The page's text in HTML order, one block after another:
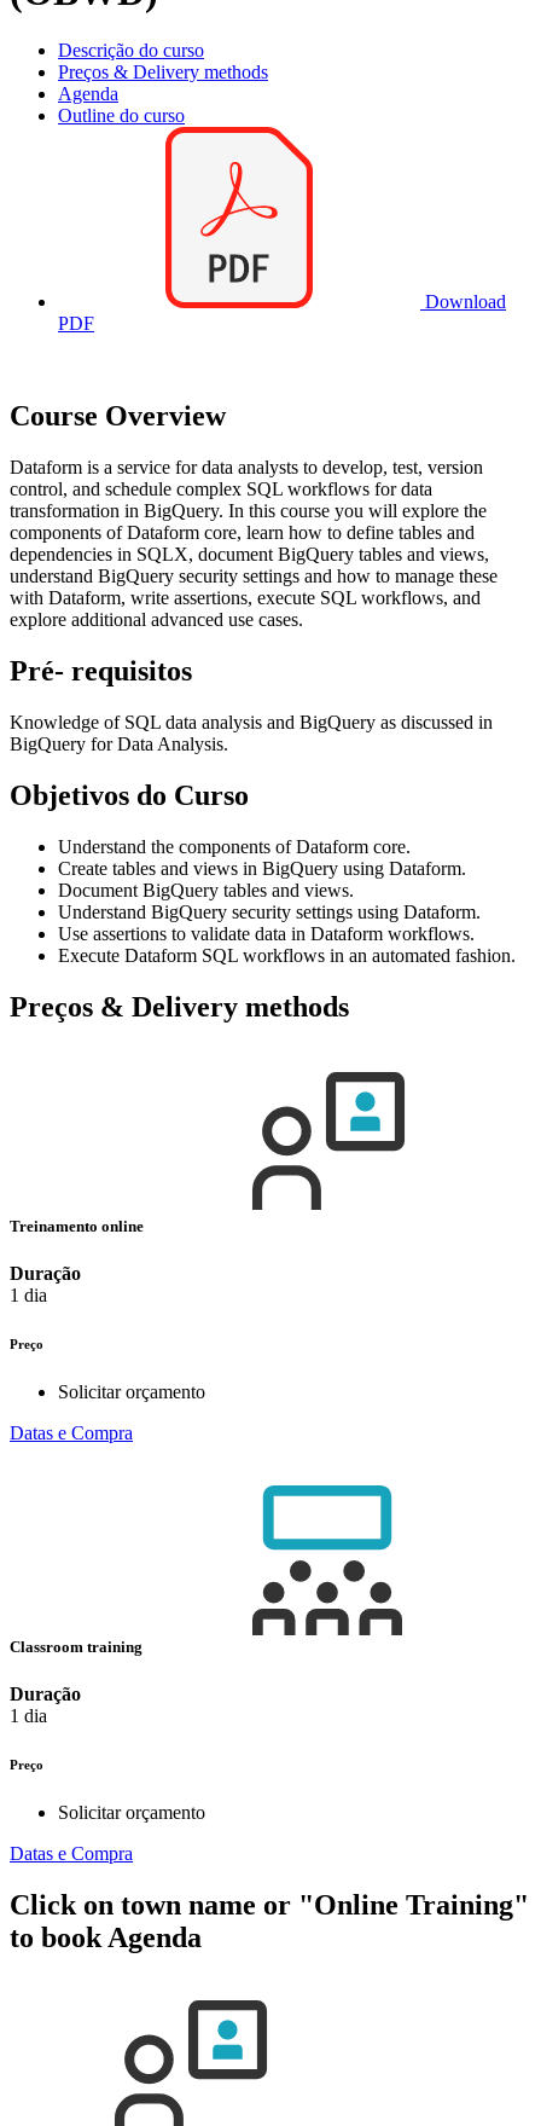
Descrição do curso
Preços & Delivery methods
Agenda
Outline do curso
Download
PDF
Course Overview
Dataform is a service for data analysts to develop, test, version
control, and schedule complex SQL workflows for data
transformation in BigQuery. In this course you will explore the
components of Dataform core, learn how to define tables and
dependencies in SQLX, document BigQuery tables and views,
understand BigQuery security settings and how to manage these
with Dataform, write assertions, execute SQL workflows, and
explore additional advanced use cases.
Pré- requisitos
Knowledge of SQL data analysis and BigQuery as discussed in
BigQuery for Data Analysis.
Objetivos do Curso
Understand the components of Dataform core.
Create tables and views in BigQuery using Dataform.
Document BigQuery tables and views.
Understand BigQuery security settings using Dataform.
Use assertions to validate data in Dataform workflows.
Execute Dataform SQL workflows in an automated fashion.
Preços & Delivery methods
Treinamento online
Duração
1 dia
Preço
Solicitar orçamento
Datas e Compra
Classroom training
Duração
1 dia
Preço
Solicitar orçamento
Datas e Compra
Click on town name or "Online Training"
to book Agenda